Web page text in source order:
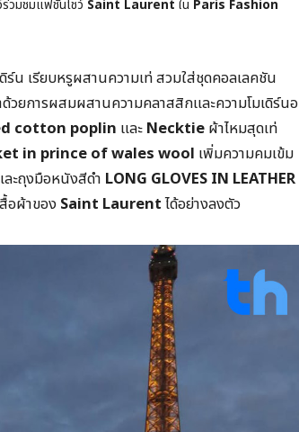
วมชมแฟชั่นโชว์ Saint Laurentใน Paris Fashion
น เรียบหรูผสานความเท่ สวมใส่ชุดคอลเลคชัน
วยการผสมผสานความคลาสสิกและความโมเดิร์นอ
cotton poplin และ Necktie ผ้าไหมสุดเท่
in prince of wales wool เพิ่มความคมเข้ม
ละถุงมือหนังสีดำ LONG GLOVES IN LEATHER
อผ้าของ Saint Laurentได้อย่างลงตัว